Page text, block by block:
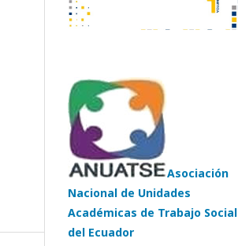
Asociación
Nacional de Unidades
Académicas de Trabajo Social
del Ecuador